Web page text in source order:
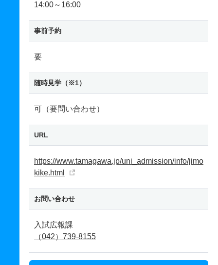
14:00～16:00
事前予約
要
随時見学（※1）
可（要問い合わせ）
URL
https://www.tamagawa.jp/uni_admission/info/jimo
kike.html
お問い合わせ
入試広報課
（042）739-8155